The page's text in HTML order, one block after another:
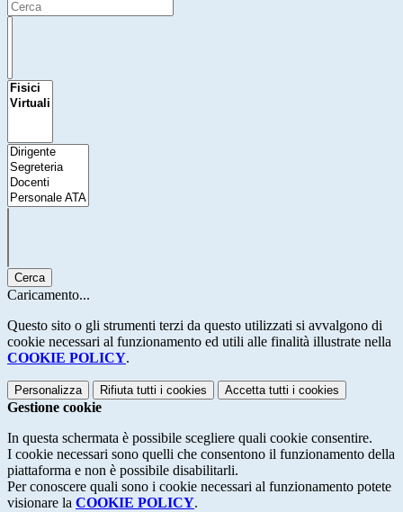
Cerca
Caricamento...
Questo sito o gli strumenti terzi da questo utilizzati si avvalgono di
cookie necessari al funzionamento ed utili alle finalità illustrate nella
COOKIE POLICY.
Personalizza Rifiuta tutti i cookies Accetta tutti i cookies
Gestione cookie
In questa schermata è possibile scegliere quali cookie consentire.
I cookie necessari sono quelli che consentono il funzionamento della
piattaforma e non è possibile disabilitarli.
Per conoscere quali sono i cookie necessari al funzionamento potete
visionare la COOKIE POLICY.